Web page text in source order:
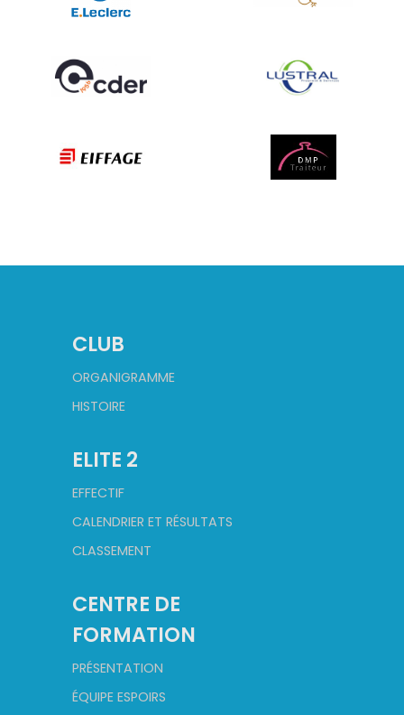
CLUB
ORGANIGRAMME
HISTOIRE
ELITE 2
EFFECTIF
CALENDRIER ET RÉSULTATS
CLASSEMENT
CENTRE DE
FORMATION
PRÉSENTATION
ÉQUIPE ESPOIRS